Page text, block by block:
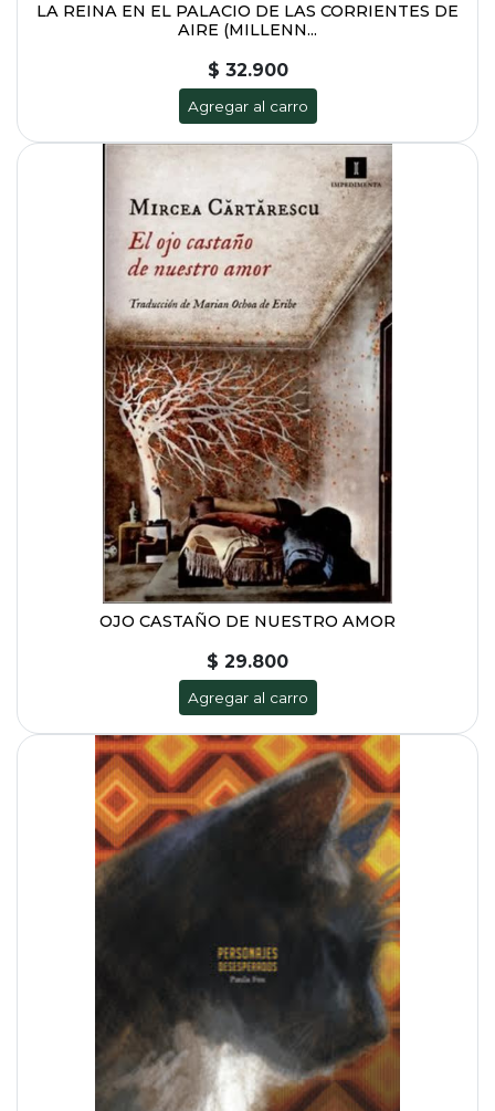
LA REINA EN EL PALACIO DE LAS CORRIENTES DE
AIRE (MILLENN...
$ 32.900
Agregar al carro
OJO CASTAÑO DE NUESTRO AMOR
$ 29.800
Agregar al carro